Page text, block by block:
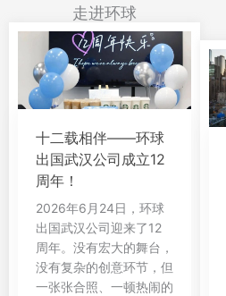
走进环球
十二载相伴——环球
出国武汉公司成立12
周年！
2026年6月24日，环球
出国武汉公司迎来了12
周年。没有宏大的舞台，
没有复杂的创意环节，但
一张张合照、一顿热闹的